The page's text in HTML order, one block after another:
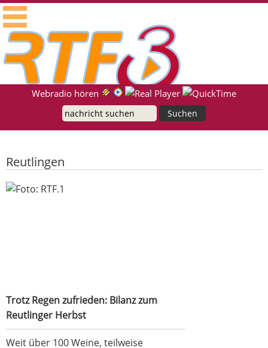
RTF.1 - Radio für die Region Neckar-Alb
Webradio hören
Reutlingen
Trotz Regen zufrieden: Bilanz zum
Trotz Regen zufrieden: Bilanz zum
Reutlinger Herbst
Weit über 100 Weine, teilweise